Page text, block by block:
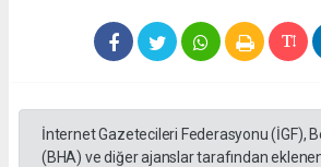
İnternet Gazetecileri Federasyonu (İGF),
(BHA) ve diğer ajanslar tarafından